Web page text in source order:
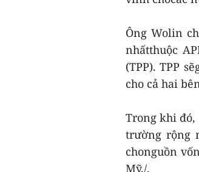
Ông Wolin
nhấtthuộc
(TPP). TPP
cho cả hai
Trong khi
trường rộng
chonguồn
Mỹ./.